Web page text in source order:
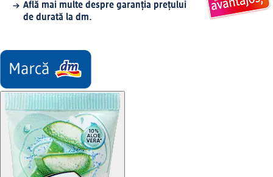
Află mai multe despre garanția prețului
de durată la dm.